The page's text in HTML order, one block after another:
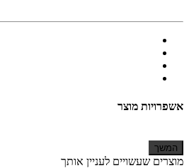
אשפרויות מוצר
המשך
מוצרים שעשויים לעניין אותך